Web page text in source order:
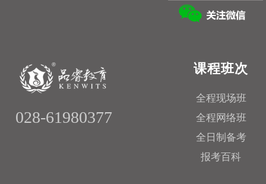
028-61980377
课程班次
全程现场班
全程网络班
全日制备考
报考百科